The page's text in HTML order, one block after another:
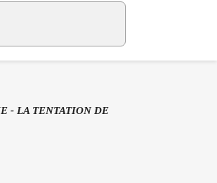
- LA TENTATION DE